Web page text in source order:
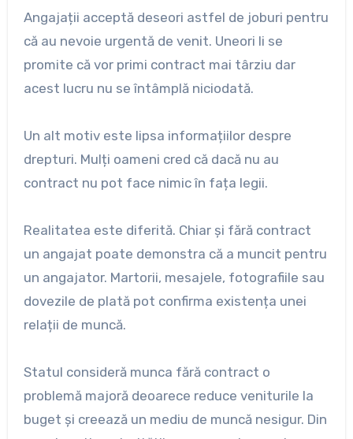
Angajații acceptă deseori astfel de joburi pentru
că au nevoie urgentă de venit. Uneori li se
promite că vor primi contract mai târziu dar
acest lucru nu se întâmplă niciodată.
Un alt motiv este lipsa informațiilor despre
drepturi. Mulți oameni cred că dacă nu au
contract nu pot face nimic în fața legii.
Realitatea este diferită. Chiar și fără contract
un angajat poate demonstra că a muncit pentru
un angajator. Martorii, mesajele, fotografiile sau
dovezile de plată pot confirma existența unei
relații de muncă.
Statul consideră munca fără contract o
problemă majoră deoarece reduce veniturile la
buget și creează un mediu de muncă nesigur. Din